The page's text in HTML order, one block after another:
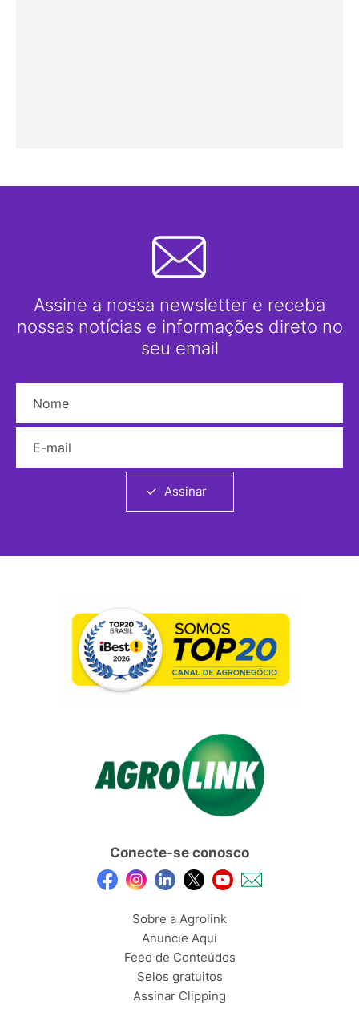
Assine a nossa newsletter e receba
nossas notícias e informações direto no
seu email
Assinar
Conecte-se conosco
Sobre a Agrolink
Anuncie Aqui
Feed de Conteúdos
Selos gratuitos
Assinar Clipping